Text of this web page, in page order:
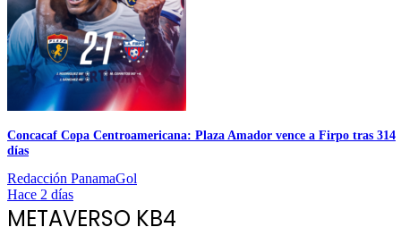
Concacaf Copa Centroamericana: Plaza Amador vence a Firpo tras 314
días
Redacción PanamaGol
Hace 2 días
METAVERSO KB4